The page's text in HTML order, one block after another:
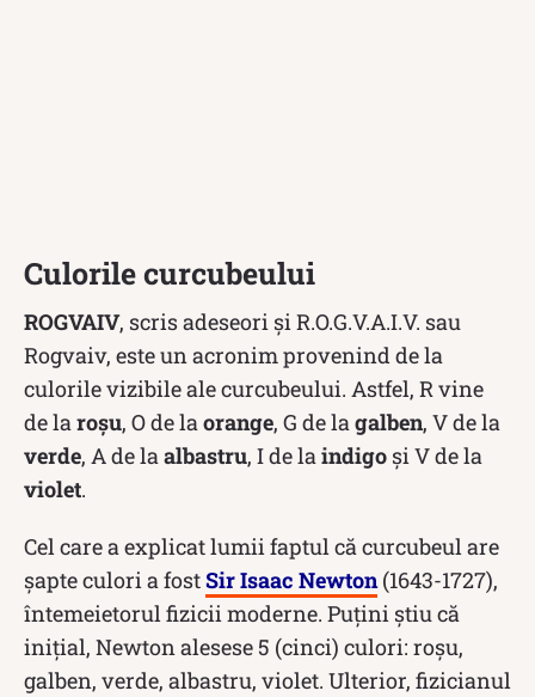
Culorile curcubeului
ROGVAIV, scris adeseori și R.O.G.V.A.I.V. sau
Rogvaiv, este un acronim provenind de la
culorile vizibile ale curcubeului. Astfel, R vine
de la roșu, O de la orange, G de la galben, V de la
verde, A de la albastru, I de la indigo și V de la
violet.
Cel care a explicat lumii faptul că curcubeul are
șapte culori a fostSir Isaac Newton(1643-1727),
întemeietorul fizicii moderne. Puțini știu că
inițial, Newton alesese 5 (cinci) culori: roşu,
galben, verde, albastru, violet. Ulterior, fizicianul